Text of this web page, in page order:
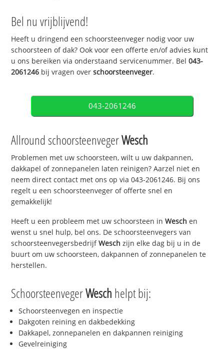
Bel nu vrijblijvend!
Heeft u dringend een schoorsteenveger nodig voor uw
schoorsteen of dak? Ook voor een offerte en/of advies kunt
u ons bereiken via onderstaand servicenummer. Bel043-
2061246 bij vragen overschoorsteenveger.
043-2061246
Allround schoorsteenvegerWesch
Problemen met uw schoorsteen, wilt u uw dakpannen,
dakkapel of zonnepanelen laten reinigen? Aarzel niet en
neem direct contact met ons op via 043-2061246. Bij ons
regelt u een schoorsteenveger of offerte snel en
gemakkelijk!
Heeft u een probleem met uw schoorsteen inWesch en
wenst u snel hulp, bel ons. De schoorsteenvegers van
schoorsteenvegersbedrijfWesch zijn elke dag bij u in de
buurt om uw schoorsteen, dakpannen of zonnepanelen te
herstellen.
SchoorsteenvegerWesch helpt bij:
Schoorsteenvegen en inspectie
Dakgoten reining en dakbedekking
Dakkapel, zonnepanelen en dakpannen reiniging
Gevelreiniging